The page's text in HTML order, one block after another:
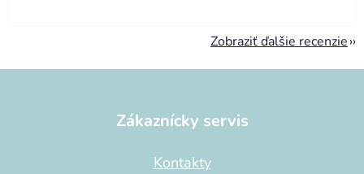
Zobraziť ďalšie recenzie
Zákaznícky servis
Kontakty